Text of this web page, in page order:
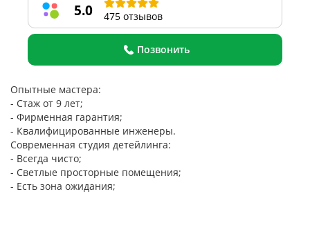
5.0 475 отзывов
Позвонить
Опытные мастера:
- Стаж от 9 лет;
- Фирменная гарантия;
- Квалифицированные инженеры.
Современная студия детейлинга:
- Всегда чисто;
- Светлые просторные помещения;
- Есть зона ожидания;